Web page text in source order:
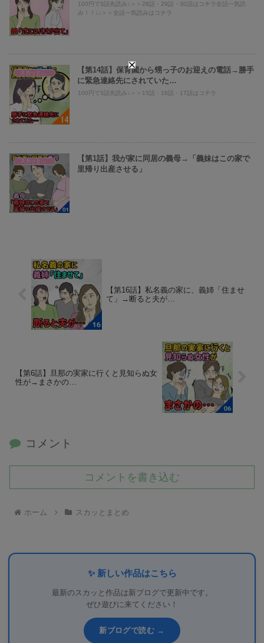
100円で3話先読み↓＞＞28話・29話・30話はコチラ全話一気読
み！！↓↓＞＞全話一気読みはコチラ
【第14話】保育園から甥っ子のお迎えの電話→勝手
に緊急連絡先にされていた…
100円で3話先読み↓＞＞15話・16話・17話はコチラ
【第1話】我が家に同居の義母→「義妹はこの家で
里帰り出産させる」
【第16話】私名義の家に、義姉「住ませ
て」→断ると夫が…
【第6話】旦那の実家に行くと見知らぬ女
性が→まさかの…
コメント
コメントを書き込む
ホーム スカッとまとめ
✨ 新しい作品はこちら
最新のスカッと作品は新ブログで更新中です。
ぜひ遊びに来てください！
新ブログで読む →